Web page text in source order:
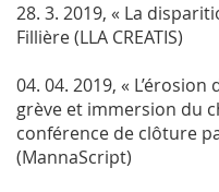
28. 3. 2019, « La
Fillière (LLA CREATIS)
04. 04. 2019, «
grève et immersion du
conférence de clôture
(MannaScript)